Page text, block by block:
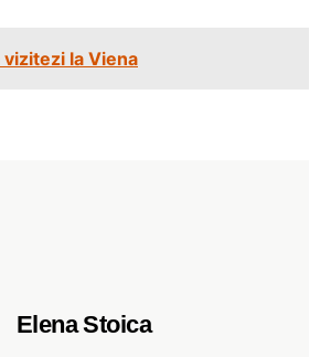
vizitezi la Viena
Elena Stoica